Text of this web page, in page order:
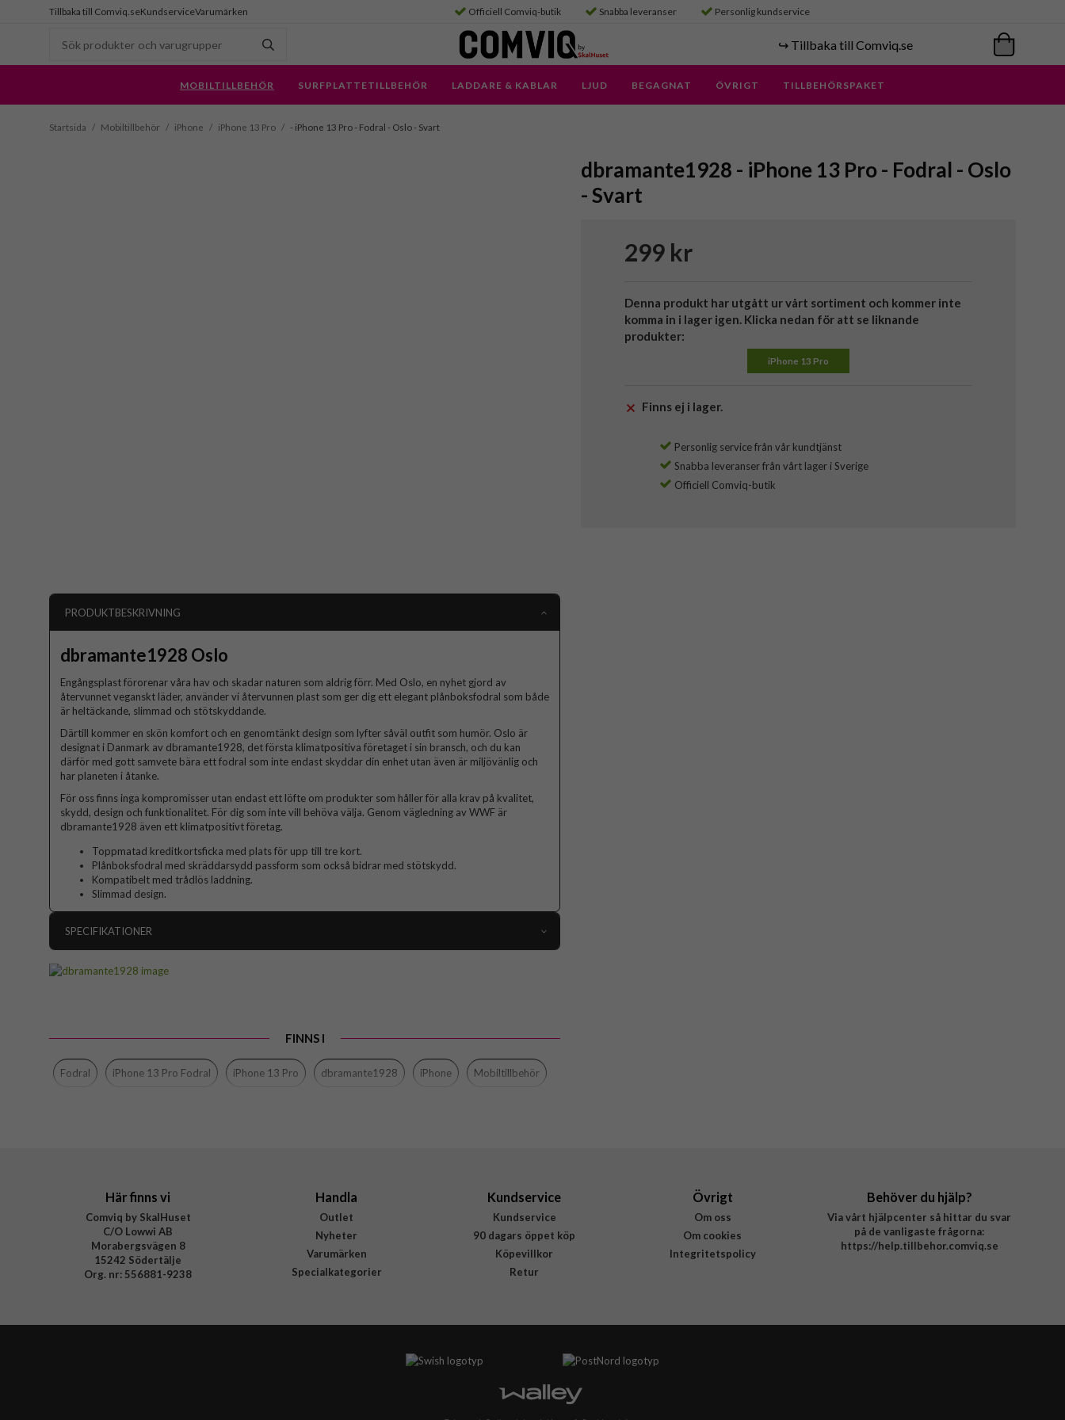
Tillbaka till Comviq.seKundserviceVarumärken Officiell Comviq-butik Snabba leveranser Personlig kundservice
↪️ Tillbaka till Comviq.se
MOBILTILLBEHÖR SURFPLATTETILLBEHÖR LADDARE & KABLAR LJUD BEGAGNAT ÖVRIGT TILLBEHÖRSPAKET
Startsida / Mobiltillbehör / iPhone / iPhone 13 Pro / - iPhone 13 Pro - Fodral - Oslo - Svart
dbramante1928 - iPhone 13 Pro - Fodral - Oslo
- Svart
299 kr
Denna produkt har utgått ur vårt sortiment och kommer inte
komma in i lager igen. Klicka nedan för att se liknande
produkter:
iPhone 13 Pro
Finns ej i lager.
Personlig service från vår kundtjänst
Snabba leveranser från vårt lager i Sverige
Officiell Comviq-butik
PRODUKTBESKRIVNING
dbramante1928 Oslo
Engångsplast förorenar våra hav och skadar naturen som aldrig förr. Med Oslo, en nyhet gjord av
återvunnet veganskt läder, använder vi återvunnen plast som ger dig ett elegant plånboksfodral som både
är heltäckande, slimmad och stötskyddande.
Därtill kommer en skön komfort och en genomtänkt design som lyfter såväl outfit som humör. Oslo är
designat i Danmark av dbramante1928, det första klimatpositiva företaget i sin bransch, och du kan
därför med gott samvete bära ett fodral som inte endast skyddar din enhet utan även är miljövänlig och
har planeten i åtanke.
För oss finns inga kompromisser utan endast ett löfte om produkter som håller för alla krav på kvalitet,
skydd, design och funktionalitet. För dig som inte vill behöva välja. Genom vägledning av WWF är
dbramante1928 även ett klimatpositivt företag.
Toppmatad kreditkortsficka med plats för upp till tre kort.
Plånboksfodral med skräddarsydd passform som också bidrar med stötskydd.
Kompatibelt med trådlös laddning.
Slimmad design.
SPECIFIKATIONER
Egenskaper
Kortfack, Stativfunktion
Färg
Svart
FINNS I
Fodral iPhone 13 Pro Fodral iPhone 13 Pro dbramante1928 iPhone Mobiltillbehör
Här finns vi
Comviq by SkalHuset
C/O Lowwi AB
Morabergsvägen 8
15242 Södertälje
Org. nr: 556881-9238
Handla
Outlet
Nyheter
Varumärken
Specialkategorier
Kundservice
Kundservice
90 dagars öppet köp
Köpevillkor
Retur
Övrigt
Om oss
Om cookies
Integritetspolicy
Behöver du hjälp?
Via vårt hjälpcenter så hittar du svar
på de vanligaste frågorna:
https://help.tillbehor.comviq.se